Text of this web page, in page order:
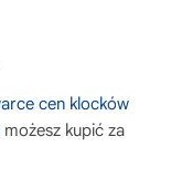
cen klocków
możesz kupić za